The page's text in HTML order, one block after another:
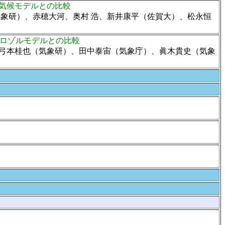
候モデルとの比較
研）、赤穂大河、奥村 浩、新井康平（佐賀大）、松永恒
ゾルモデルとの比較
桂也（気象研）、田中泰宙（気象庁）、眞木貴史（気象